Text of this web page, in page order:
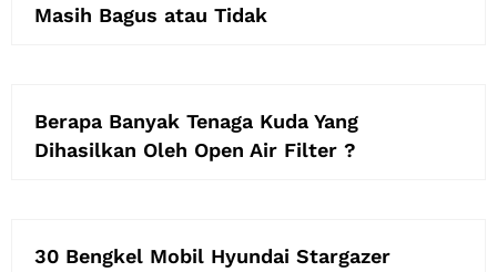
Masih Bagus atau Tidak
Berapa Banyak Tenaga Kuda Yang
Dihasilkan Oleh Open Air Filter ?
30 Bengkel Mobil Hyundai Stargazer